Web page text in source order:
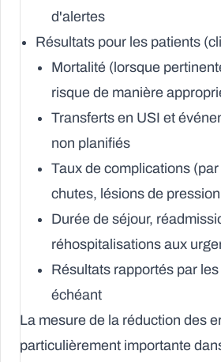
d'alertes
Résultats pour les patients
Mortalité (lorsque
risque de manière
Transferts en USI et
non planifiés
Taux de complications
chutes, lésions de
Durée de séjour,
réhospitalisations aux
Résultats rapportés par
échéant
La mesure de la réduction des
particulièrement importante